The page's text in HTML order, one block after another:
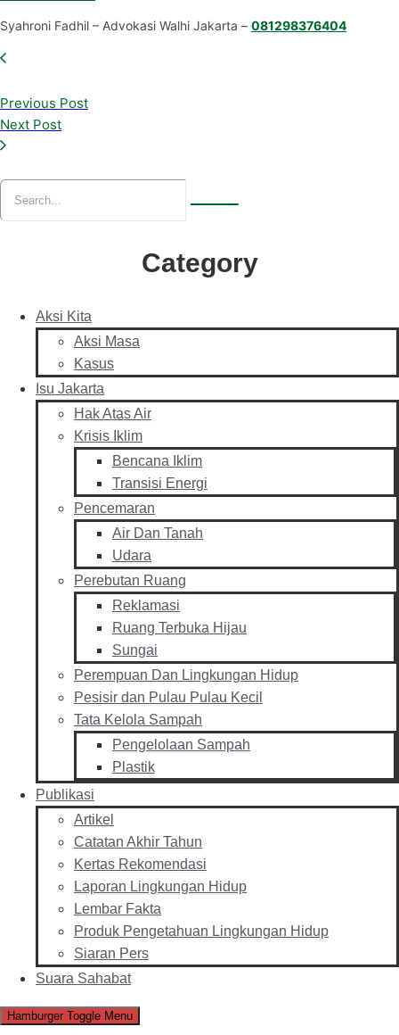
Syahroni Fadhil – Advokasi Walhi Jakarta – 081298376404
Previous Post
Next Post
Category
Aksi Kita
Aksi Masa
Kasus
Isu Jakarta
Hak Atas Air
Krisis Iklim
Bencana Iklim
Transisi Energi
Pencemaran
Air Dan Tanah
Udara
Perebutan Ruang
Reklamasi
Ruang Terbuka Hijau
Sungai
Perempuan Dan Lingkungan Hidup
Pesisir dan Pulau Pulau Kecil
Tata Kelola Sampah
Pengelolaan Sampah
Plastik
Publikasi
Artikel
Catatan Akhir Tahun
Kertas Rekomendasi
Laporan Lingkungan Hidup
Lembar Fakta
Produk Pengetahuan Lingkungan Hidup
Siaran Pers
Suara Sahabat
Hamburger Toggle Menu